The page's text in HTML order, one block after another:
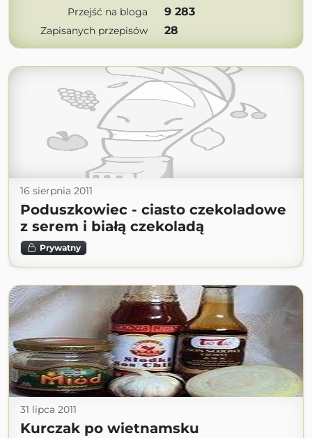
Przejść na bloga 9 283
Zapisanych przepisów 28
16 sierpnia 2011
Poduszkowiec - ciasto czekoladowe
z serem i białą czekoladą
Prywatny
31 lipca 2011
Kurczak po wietnamsku